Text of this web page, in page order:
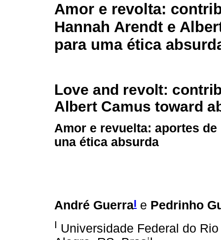
Amor e revolta:
Hannah Arendt e
para uma ética
Love and revolt:
Albert Camus toward
Amor e revuelta: aportes
una ética absurda
André GuerraI e Pedrinho
I Universidade Federal do